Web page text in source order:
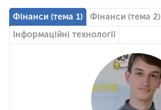
Фінанси (тема 1)
Фінанси (тема 2)
Інформаційні технології